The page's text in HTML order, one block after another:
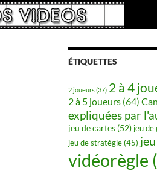
ÉTIQUETTES
2 joueurs(37) 2 à 4
2 à 5 joueurs (64)
expliquées par
jeu de cartes (52) jeu de
jeu de stratégie (45)
vidéorègle